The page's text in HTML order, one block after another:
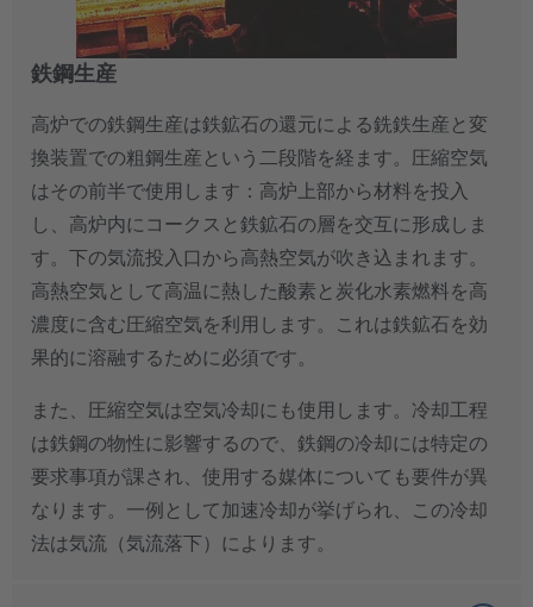
鉄鋼生産
高炉での鉄鋼生産は鉄鉱石の還元による銑鉄生産と変
換装置での粗鋼生産という二段階を経ます。圧縮空気
はその前半で使用します：高炉上部から材料を投入
し、高炉内にコークスと鉄鉱石の層を交互に形成しま
す。下の気流投入口から高熱空気が吹き込まれます。
高熱空気として高温に熱した酸素と炭化水素燃料を高
濃度に含む圧縮空気を利用します。これは鉄鉱石を効
果的に溶融するために必須です。
また、圧縮空気は空気冷却にも使用します。冷却工程
は鉄鋼の物性に影響するので、鉄鋼の冷却には特定の
要求事項が課され、使用する媒体についても要件が異
なります。一例として加速冷却が挙げられ、この冷却
法は気流（気流落下）によります。